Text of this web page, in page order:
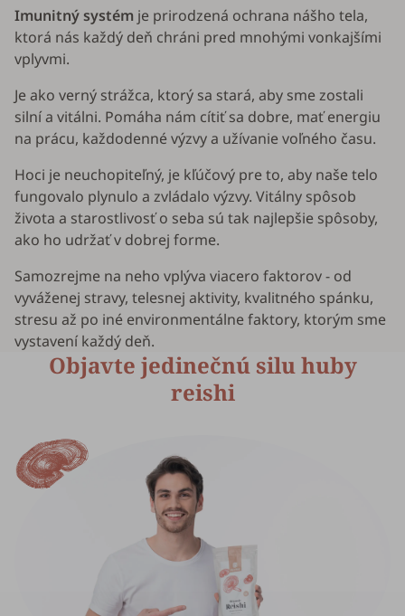
Imunitný systém je prirodzená ochrana nášho tela,
ktorá nás každý deň chráni pred mnohými vonkajšími
vplyvmi.
Je ako verný strážca, ktorý sa stará, aby sme zostali
silní a vitálni. Pomáha nám cítiť sa dobre, mať energiu
na prácu, každodenné výzvy a užívanie voľného času.
Hoci je neuchopiteľný, je kľúčový pre to, aby naše telo
fungovalo plynulo a zvládalo výzvy. Vitálny spôsob
života a starostlivosť o seba sú tak najlepšie spôsoby,
ako ho udržať v dobrej forme.
Samozrejme na neho vplýva viacero faktorov - od
vyváženej stravy, telesnej aktivity, kvalitného spánku,
stresu až po iné environmentálne faktory, ktorým sme
vystavení každý deň.
Objavte jedinečnú silu huby
reishi